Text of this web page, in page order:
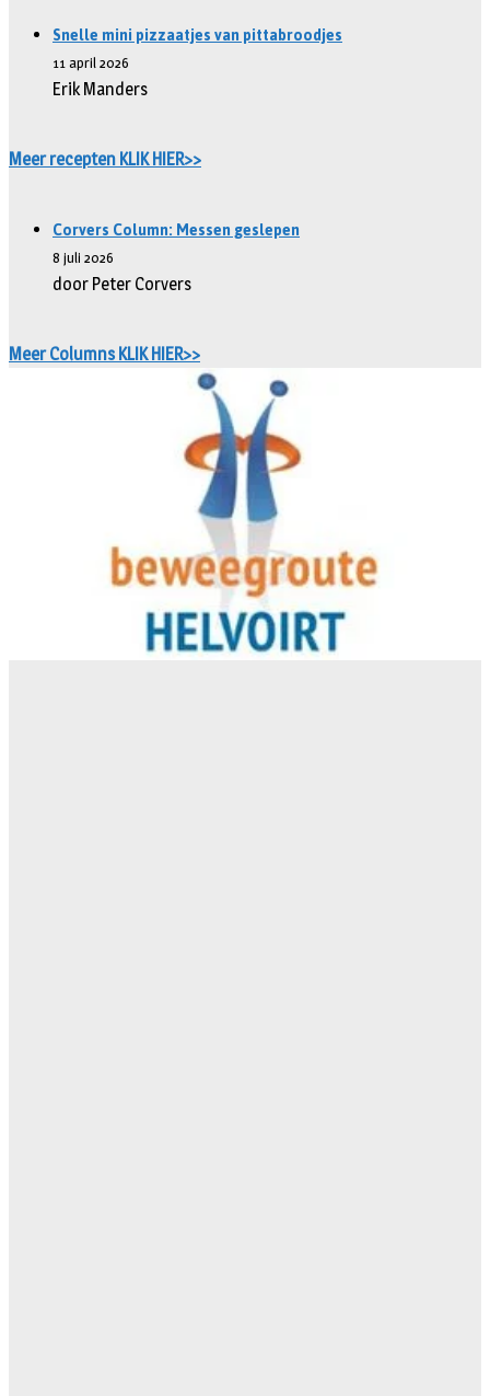
Snelle mini pizzaatjes van pittabroodjes
11 april 2026
Erik Manders
Meer recepten KLIK HIER>>
Corvers Column: Messen geslepen
8 juli 2026
door Peter Corvers
Meer Columns KLIK HIER>>